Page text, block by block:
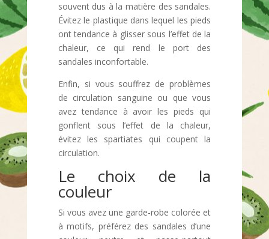
souvent dus à la matière des sandales.
Évitez le plastique dans lequel les pieds
ont tendance à glisser sous l’effet de la
chaleur, ce qui rend le port des
sandales inconfortable.
Enfin, si vous souffrez de problèmes
de circulation sanguine ou que vous
avez tendance à avoir les pieds qui
gonflent sous l’effet de la chaleur,
évitez les spartiates qui coupent la
circulation.
Le choix de la
couleur
Si vous avez une garde-robe colorée et
à motifs, préférez des sandales d’une